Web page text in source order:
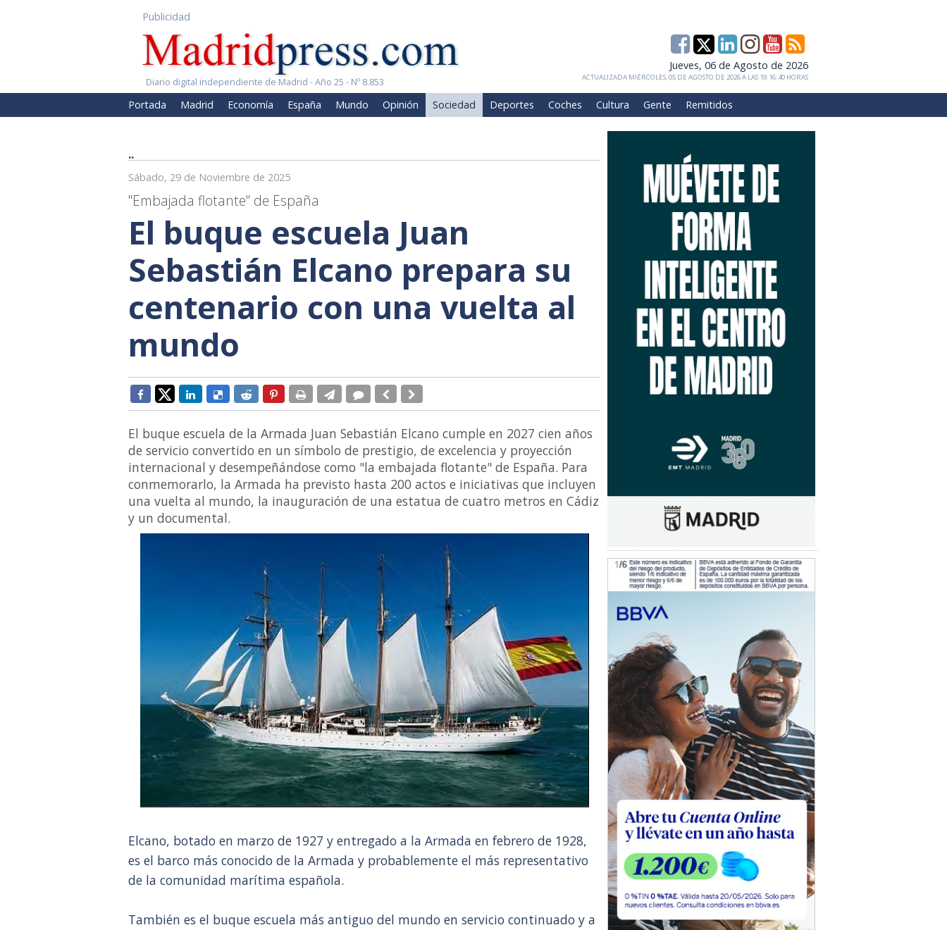
Publicidad
Diario digital independiente de Madrid - Año 25 - Nº 8.853
Jueves, 06 de Agosto de 2026
ACTUALIZADA MIÉRCOLES, 05 DE AGOSTO DE 2026 A LAS 19:16:40 HORAS
Portada Madrid Economía España Mundo Opinión Sociedad Deportes Coches Cultura Gente Remitidos
..
Sábado, 29 de Noviembre de 2025
"Embajada flotante" de España
El buque escuela Juan
Sebastián Elcano prepara su
centenario con una vuelta al
mundo
El buque escuela de la Armada Juan Sebastián Elcano cumple en 2027 cien años
de servicio convertido en un símbolo de prestigio, de excelencia y proyección
internacional y desempeñándose como "la embajada flotante" de España. Para
conmemorarlo, la Armada ha previsto hasta 200 actos e iniciativas que incluyen
una vuelta al mundo, la inauguración de una estatua de cuatro metros en Cádiz
y un documental.
Elcano, botado en marzo de 1927 y entregado a la Armada en febrero de 1928,
es el barco más conocido de la Armada y probablemente el más representativo
de la comunidad marítima española.
También es el buque escuela más antiguo del mundo en servicio continuado y a